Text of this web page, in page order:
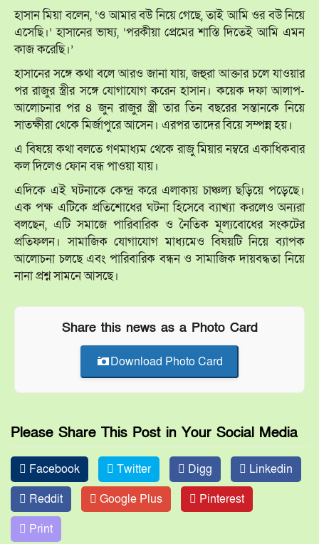
হাসান মিয়া বলেন, ‘ও আমার বউ নিয়ে গেছে, তাই আমি ওর বউ নিয়ে
এসেছি।’ হাসানের ভাষ্য, ‘পরকীয়া প্রেমের শাস্তি দিতেই আমি এমন
কাজ করেছি।’
হাসানের সঙ্গে কথা বলে আরও জানা যায়, জহুরা আক্তার চলে যাওয়ার
পর রাজুর স্ত্রীর সঙ্গে যোগাযোগ করেন হাসান। কয়েক দফা আলাপ-
আলোচনার পর ৪ জুন রাজুর স্ত্রী তার তিন বছরের সন্তানকে নিয়ে
সাতক্ষীরা থেকে মির্জাপুরে আসেন। এরপর তাদের বিয়ে সম্পন্ন হয়।
এ বিষয়ে কথা বলতে গণমাধ্যম থেকে রাজু মিয়ার নম্বরে একাধিকবার
কল দিলেও ফোন বন্ধ পাওয়া যায়।
এদিকে এই ঘটনাকে কেন্দ্র করে এলাকায় চাঞ্চল্য ছড়িয়ে পড়েছে।
এক পক্ষ এটিকে প্রতিশোধের ঘটনা হিসেবে ব্যাখ্যা করলেও অন্যরা
বলছেন, এটি সমাজে পারিবারিক ও নৈতিক মূল্যবোধের সংকটের
প্রতিফলন। সামাজিক যোগাযোগ মাধ্যমেও বিষয়টি নিয়ে ব্যাপক
আলোচনা চলছে এবং পারিবারিক বন্ধন ও সামাজিক দায়বদ্ধতা নিয়ে
নানা প্রশ্ন সামনে আসছে।
Share this news as a Photo Card
Download Photo Card
Please Share This Post in Your Social Media
Facebook Twitter Digg
Linkedin
Reddit
Google Plus
Pinterest
Print